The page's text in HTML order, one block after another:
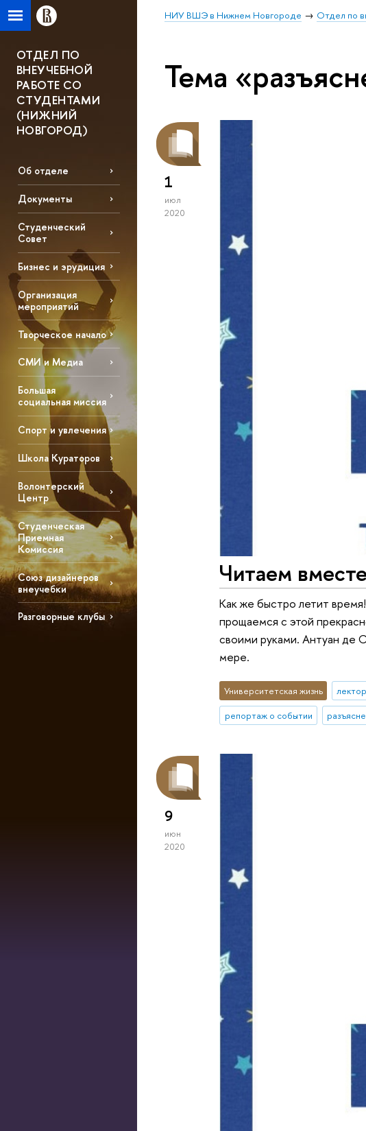
НИУ ВШЭ в Нижнем Новгороде Отдел по
ОТДЕЛ ПО
ВНЕУЧЕБНОЙ
РАБОТЕ СО
СТУДЕНТАМИ
(НИЖНИЙ
НОВГОРОД)
Об отделе
Документы
Студенческий
Совет
Бизнес и эрудиция
Организация
мероприятий
Творческое начало
СМИ и Медиа
Большая
социальная миссия
Спорт и увлечения
Школа Кураторов
Волонтерский
Центр
Студенческая
Приемная
Комиссия
Союз дизайнеров
внеучебки
Разговорные клубы
Тема
1
июл
2020
Читаем
Как же быстро летит
прощаемся с этой
своими руками. Антуан де
мере.
Университетская жизнь
репортаж о событии
9
июн
2020